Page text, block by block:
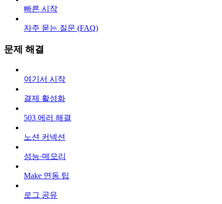
빠른 시작
자주 묻는 질문 (FAQ)
문제 해결
여기서 시작
결제 활성화
503 에러 해결
노션 커넥션
성능·메모리
Make 연동 팁
로그 공유